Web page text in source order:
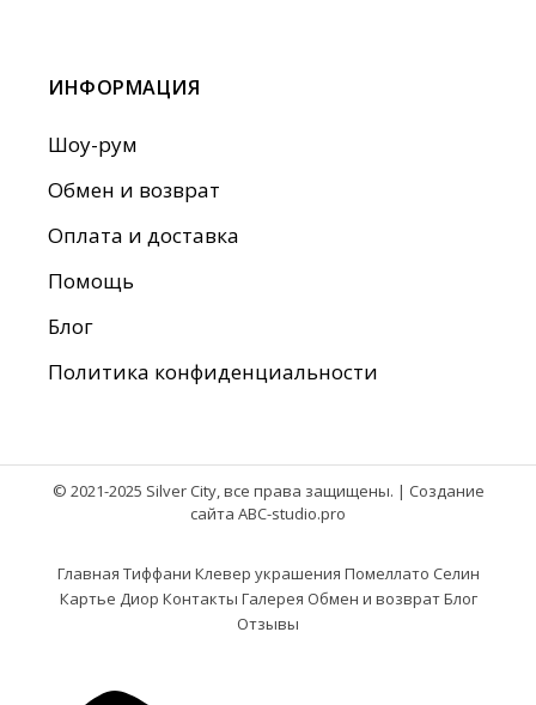
ИНФОРМАЦИЯ
Шоу-рум
Обмен и возврат
Оплата и доставка
Помощь
Блог
Политика конфиденциальности
© 2021-2025 Silver City, все права защищены. | Создание
сайта ABC-studio.pro
Главная Тиффани Клевер украшения Помеллато Селин
Картье Диор Контакты Галерея Обмен и возвратБлог
Отзывы